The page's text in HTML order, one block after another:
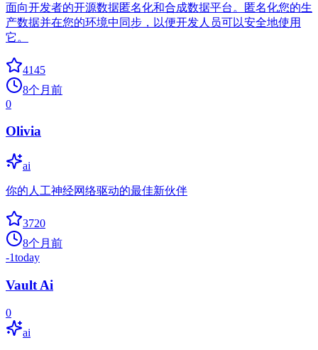
面向开发者的开源数据匿名化和合成数据平台。匿名化您的生
产数据并在您的环境中同步，以便开发人员可以安全地使用
它。
4145
8个月前
0
Olivia
ai
你的人工神经网络驱动的最佳新伙伴
3720
8个月前
-1today
Vault Ai
0
ai